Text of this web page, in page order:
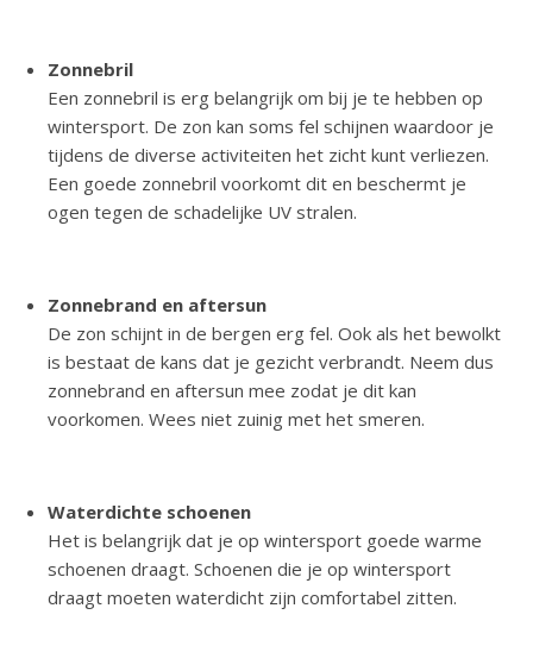
Zonnebril
Een zonnebril is erg belangrijk om bij je te hebben op
wintersport. De zon kan soms fel schijnen waardoor je
tijdens de diverse activiteiten het zicht kunt verliezen.
Een goede zonnebril voorkomt dit en beschermt je
ogen tegen de schadelijke UV stralen.
Zonnebrand en aftersun
De zon schijnt in de bergen erg fel. Ook als het bewolkt
is bestaat de kans dat je gezicht verbrandt. Neem dus
zonnebrand en aftersun mee zodat je dit kan
voorkomen. Wees niet zuinig met het smeren.
Waterdichte schoenen
Het is belangrijk dat je op wintersport goede warme
schoenen draagt. Schoenen die je op wintersport
draagt moeten waterdicht zijn comfortabel zitten.